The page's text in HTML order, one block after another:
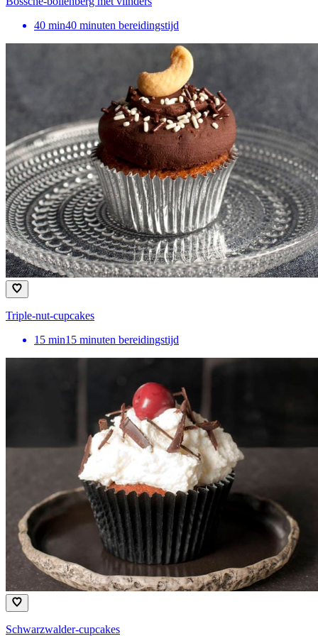
40 min40 minuten bereidingstijd
Triple-nut-cupcakes
15 min15 minuten bereidingstijd
Schwarzwalder-cupcakes